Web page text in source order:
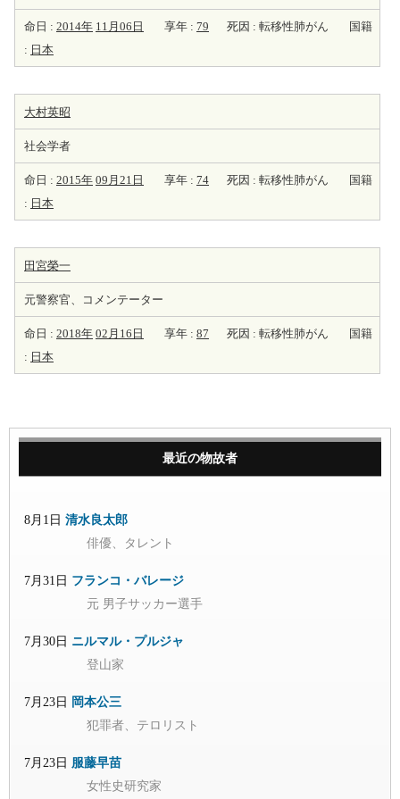
命日 : 2014年 11月06日 享年 : 79 死因 : 転移性肺がん
国籍
: 日本
大村英昭
社会学者
命日 : 2015年 09月21日 享年 : 74 死因 : 転移性肺がん
国籍
: 日本
田宮榮一
元警察官、コメンテーター
命日 : 2018年 02月16日 享年 : 87 死因 : 転移性肺がん
国籍
: 日本
最近の物故者
8月1日 清水良太郎
俳優、タレント
7月31日 フランコ・バレージ
元 男子サッカー選手
7月30日 ニルマル・プルジャ
登山家
7月23日 岡本公三
犯罪者、テロリスト
7月23日 服藤早苗
女性史研究家